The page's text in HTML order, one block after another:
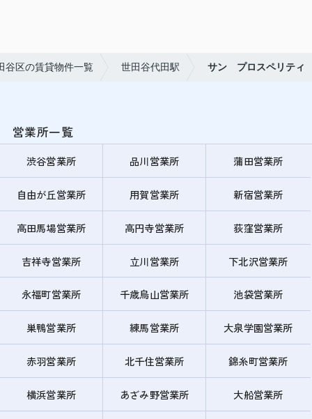
谷区の賃貸物件一覧 世田谷代田駅 サン プロスペリティ
営業所一覧
渋谷営業所 品川営業所 蒲田営業所
自由が丘営業所 用賀営業所 新宿営業所
高田馬場営業所 高円寺営業所 荻窪営業所
吉祥寺営業所 立川営業所 下北沢営業所
永福町営業所 千歳烏山営業所 池袋営業所
巣鴨営業所 練馬営業所 大泉学園営業所
赤羽営業所 北千住営業所 錦糸町営業所
横浜営業所 あざみ野営業所 大船営業所